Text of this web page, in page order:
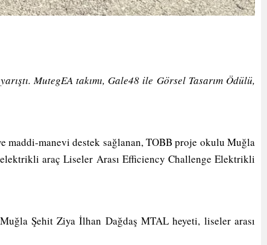
MutegEA takımı, Gale48 ile Görsel Tasarım Ödülü,
maddi-manevi destek sağlanan, TOBB proje okulu Muğla
araç Liseler Arası Efficiency Challenge Elektrikli
Şehit Ziya İlhan Dağdaş MTAL heyeti, liseler arası